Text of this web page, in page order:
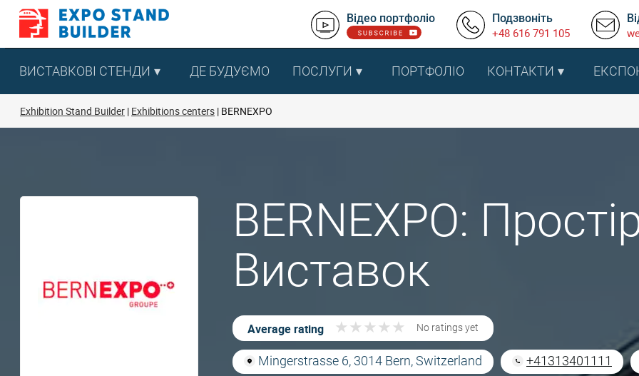
Перейти
змісту
Відео портфоліо Подзвоніть
+48 616 791 105
ВИСТАВКОВІ СТЕНДИ ДЕ БУДУЄМО ПОСЛУГИ ПОРТФОЛІО КОНТАКТИ
Exhibition Stand Builder Exhibitions centers BERNEXPO
BERNEXPO:
Виставок
Average rating ★ ★ ★ ★ ★
★ ★ ★ ★ ★ No ratings yet
Mingerstrasse 6, 3014 Bern, Switzerland +41313401111